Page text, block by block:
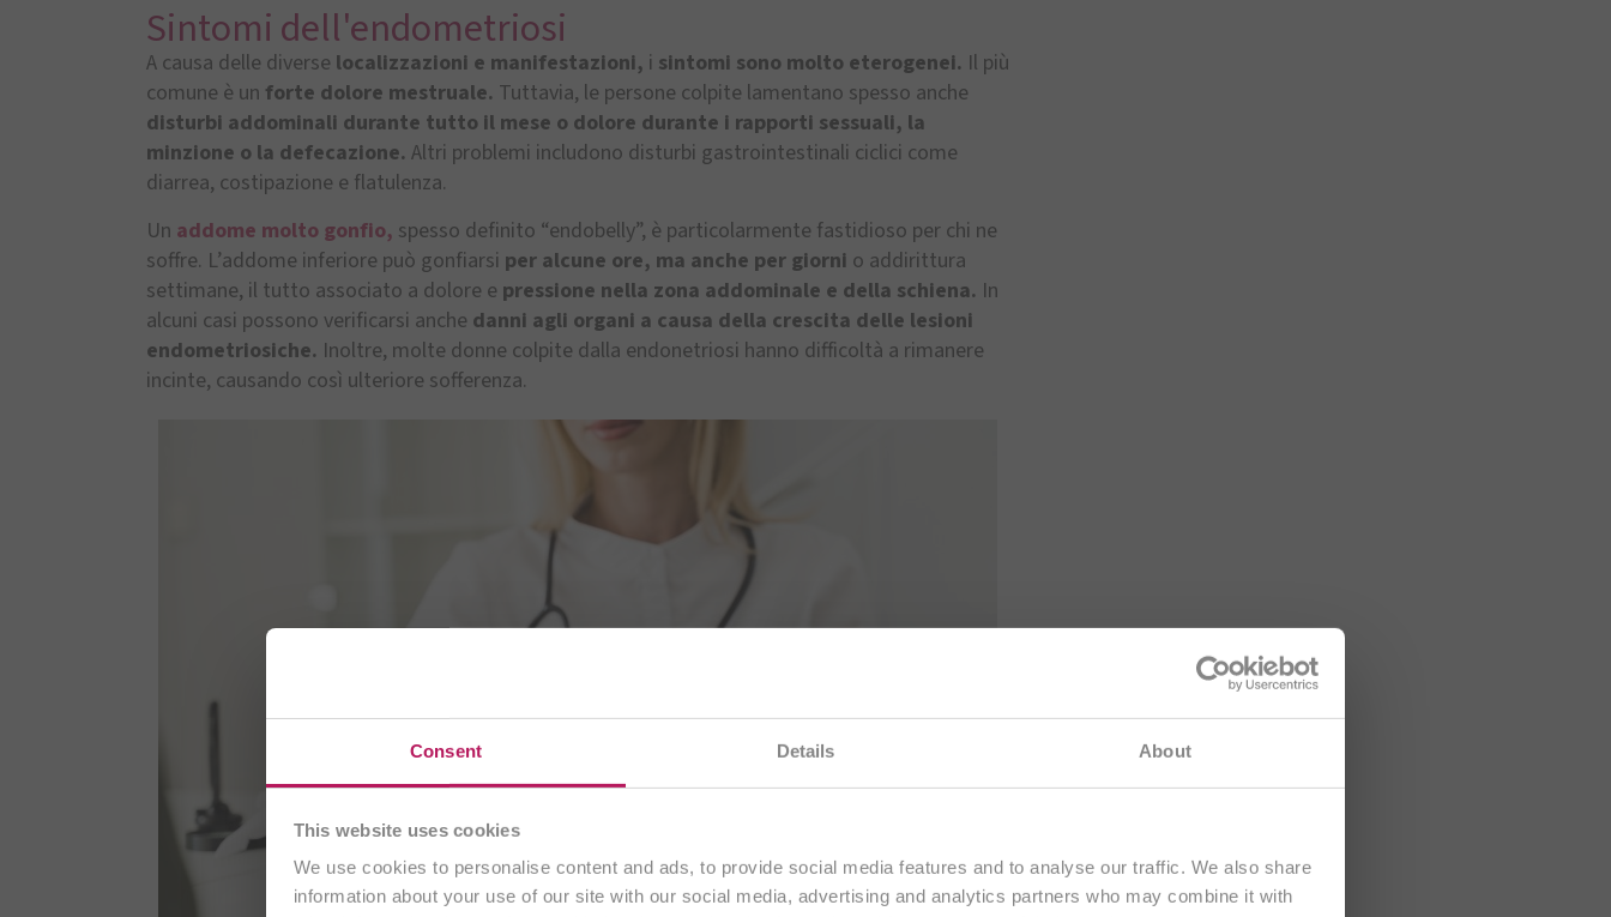
Consent Details About
This website uses cookies
We use cookies to personalise content and ads, to provide social media features and to analyse our traffic. We also share
information about your use of our site with our social media, advertising and analytics partners who may combine it with
Sintomi dell'endometriosi
A causa delle diverse localizzazioni e manifestazioni, i sintomi sono molto eterogenei. Il più
comune è un forte dolore mestruale. Tuttavia, le persone colpite lamentano spesso anche
disturbi addominali durante tutto il mese o dolore durante i rapporti sessuali, la
minzione o la defecazione. Altri problemi includono disturbi gastrointestinali ciclici come
diarrea, costipazione e flatulenza.
Un addome molto gonfio, spesso definito “endobelly”, è particolarmente fastidioso per chi ne
soffre. L’addome inferiore può gonfiarsi per alcune ore, ma anche per giorni o addirittura
settimane, il tutto associato a dolore e pressione nella zona addominale e della schiena. In
alcuni casi possono verificarsi anche danni agli organi a causa della crescita delle lesioni
endometriosiche. Inoltre, molte donne colpite dalla endonetriosi hanno difficoltà a rimanere
incinte, causando così ulteriore sofferenza.
Stai visitando la nostra pagina italiana
esclusivamente ai clienti che risiedono inItalia.